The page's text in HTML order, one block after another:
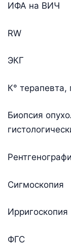
ИФА на ВИЧ
RW
ЭКГ
К° терапевта,
Биопсия
Сигмоскопия
Ирригоскопия
ФГС